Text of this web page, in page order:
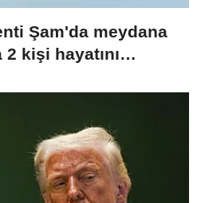
Şam'da meydana
kişi hayatını